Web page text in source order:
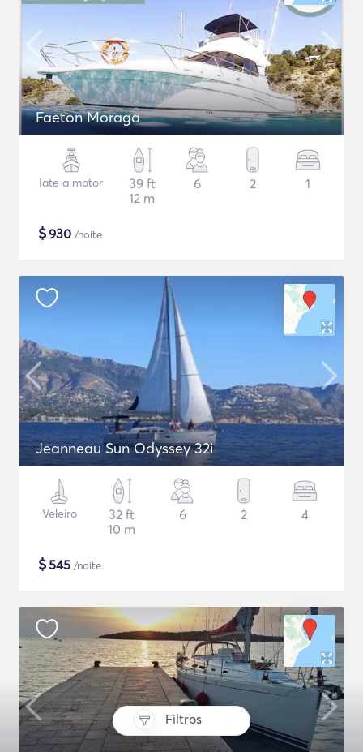
Filtros
Faeton Moraga
Iate a motor
39 ft
12 m
6 2 1
$930 /noite
Jeanneau Sun Odyssey 32i
Veleiro
32 ft
10 m
6 2 4
$545 /noite